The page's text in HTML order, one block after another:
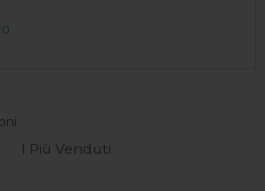
I Più Venduti